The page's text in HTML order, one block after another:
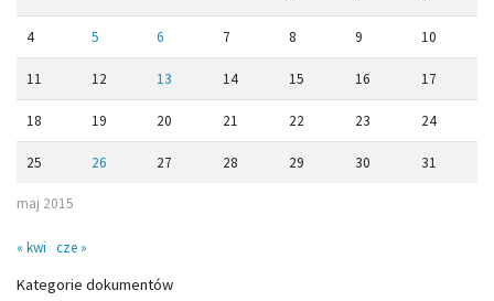
maj 2015
4 5 6 7 8 9 10
11 12 13 14 15 16 17
18 19 20 21 22 23 24
25 26 27 28 29 30 31
« kwi cze »
Kategorie dokumentów